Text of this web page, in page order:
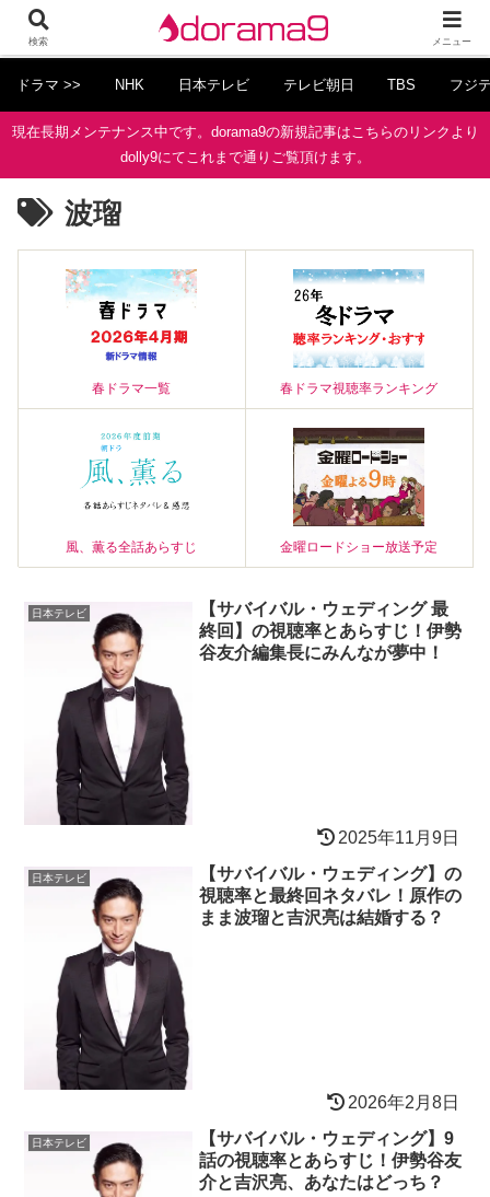
ドラマ >> NHK 日本テレビ テレビ朝日 TBS フジ
現在長期メンテナンス中です。dorama9の新規記事はこちらのリンクより
dolly9にてこれまで通りご覧頂けます。
波瑠
春ドラマ一覧 春ドラマ視聴率ランキング
風、薫る全話あらすじ 金曜ロードショー放送予定
日本テレビ
【サバイバル・ウェディング 最
終回】の視聴率とあらすじ！伊勢
谷友介編集長にみんなが夢中！
2025年11月9日
日本テレビ
【サバイバル・ウェディング】の
視聴率と最終回ネタバレ！原作の
まま波瑠と吉沢亮は結婚する？
2026年2月8日
日本テレビ
【サバイバル・ウェディング】9
話の視聴率とあらすじ！伊勢谷友
介と吉沢亮、あなたはどっち？
検索 メニュー